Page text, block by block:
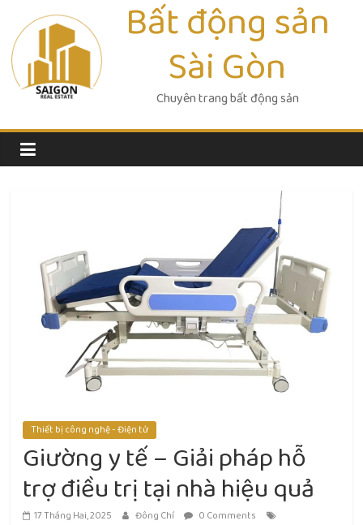
content
Bất động sản
Sài Gòn
Chuyên trang bất động sản
Thiết bị công nghệ - Điện tử
Giường y tế – Giải pháp hỗ
trợ điều trị tại nhà hiệu quả
17 Tháng Hai, 2025 Đông Chí
0 Comments